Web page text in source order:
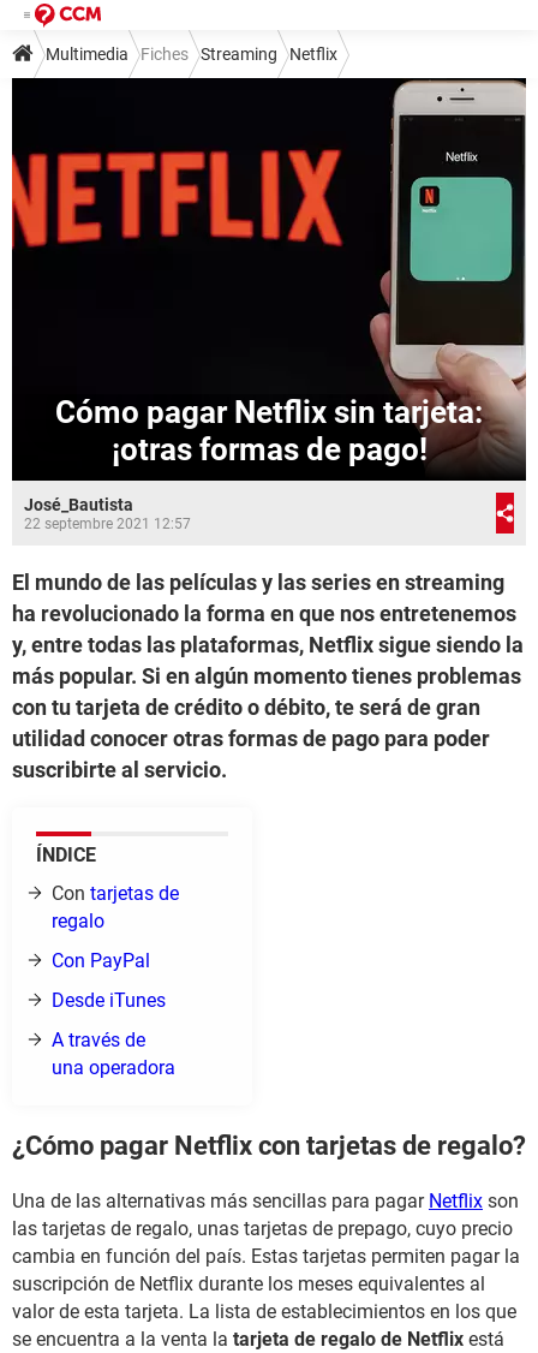
Multimedia Fiches Streaming Netflix
Cómo pagar Netflix sin tarjeta:
¡otras formas de pago!
José_Bautista
22 septembre 2021 12:57
El mundo de las películas y las series en streaming
ha revolucionado la forma en que nos entretenemos
y, entre todas las plataformas, Netflix sigue siendo la
más popular. Si en algún momento tienes problemas
con tu tarjeta de crédito o débito, te será de gran
utilidad conocer otras formas de pago para poder
suscribirte al servicio.
ÍNDICE
Con tarjetas de
regalo
Con PayPal
Desde iTunes
A través de
una operadora
¿Cómo pagar Netflix con tarjetas de regalo?
Una de las alternativas más sencillas para pagar Netflix son
las tarjetas de regalo, unas tarjetas de prepago, cuyo precio
cambia en función del país. Estas tarjetas permiten pagar la
suscripción de Netflix durante los meses equivalentes al
valor de esta tarjeta. La lista de establecimientos en los que
se encuentra a la venta la tarjeta de regalo de Netflix está